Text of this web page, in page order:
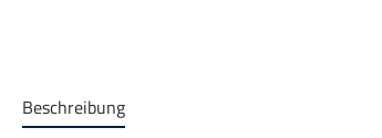
Beschreibung